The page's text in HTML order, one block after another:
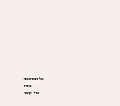
על המרפאה
צוות
צרי קשר